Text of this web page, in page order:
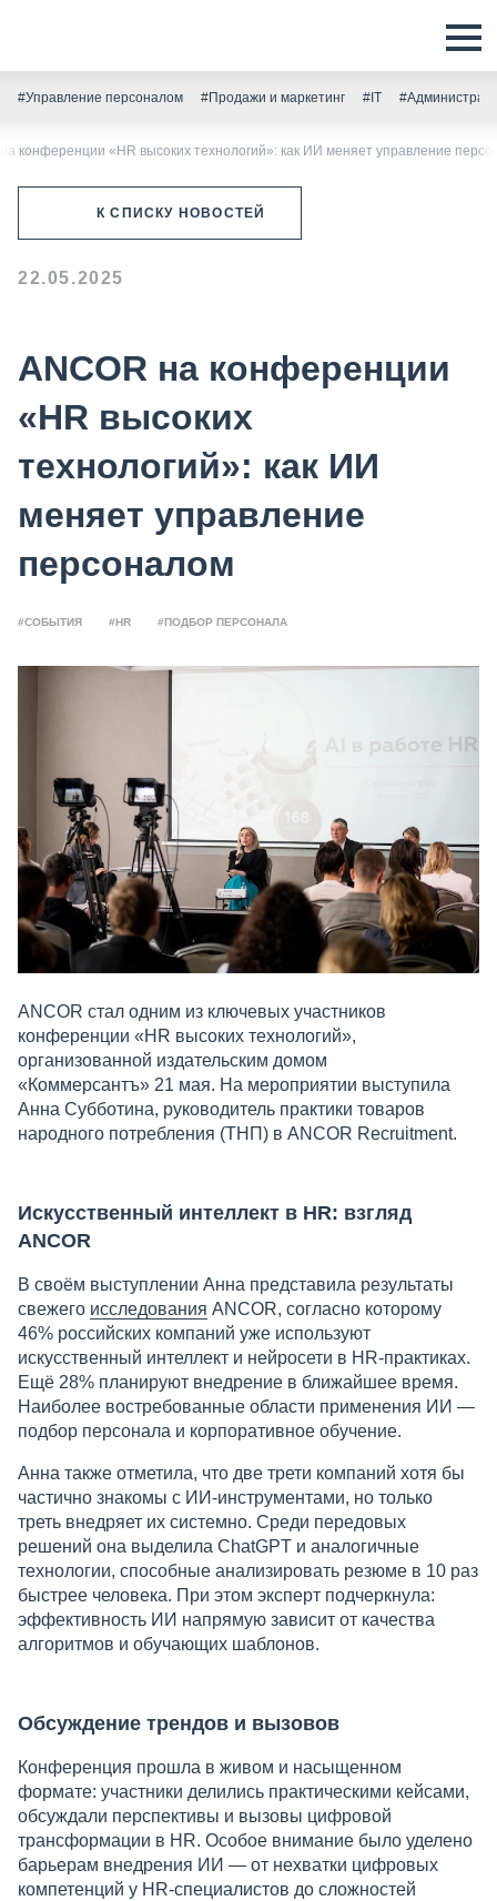
#Управление персоналом #Продажи и маркетинг #IT
конференции «HR высоких технологий»: как ИИ меняет управление
К СПИСКУ НОВОСТЕЙ
22.05.2025
ANCOR на конференции
«HR высоких
технологий»: как ИИ
меняет управление
персоналом
#СОБЫТИЯ #HR #ПОДБОР ПЕРСОНАЛА
ANCOR стал одним из ключевых участников
конференции «HR высоких технологий»,
организованной издательским домом
«Коммерсантъ» 21 мая. На мероприятии выступила
Анна Субботина, руководитель практики товаров
народного потребления (ТНП) в ANCOR Recruitment.
Искусственный интеллект в HR: взгляд
ANCOR
В своём выступлении Анна представила результаты
свежего исследования ANCOR, согласно которому
46% российских компаний уже используют
искусственный интеллект и нейросети в HR-практиках.
Ещё 28% планируют внедрение в ближайшее время.
Наиболее востребованные области применения ИИ —
подбор персонала и корпоративное обучение.
Анна также отметила, что две трети компаний хотя бы
частично знакомы с ИИ-инструментами, но только
треть внедряет их системно. Среди передовых
решений она выделила ChatGPT и аналогичные
технологии, способные анализировать резюме в 10 раз
быстрее человека. При этом эксперт подчеркнула:
эффективность ИИ напрямую зависит от качества
алгоритмов и обучающих шаблонов.
Обсуждение трендов и вызовов
Конференция прошла в живом и насыщенном
формате: участники делились практическими кейсами,
обсуждали перспективы и вызовы цифровой
трансформации в HR. Особое внимание было уделено
барьерам внедрения ИИ — от нехватки цифровых
компетенций у HR-специалистов до сложностей